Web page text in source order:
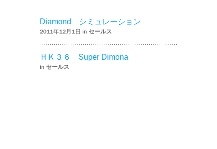
Diamond シミュレーション
2011年12月1日 in セールス
ＨＫ３６ Super Dimona
in セールス